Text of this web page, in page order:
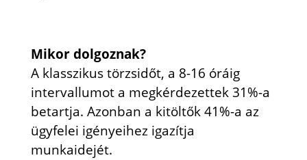
Mikor dolgoznak?
A klasszikus törzsidőt, a 8-16 óráig
intervallumot a megkérdezettek 31%-a
betartja. Azonban a kitöltők 41%-a az
ügyfelei igényeihez igazítja
munkaidejét.